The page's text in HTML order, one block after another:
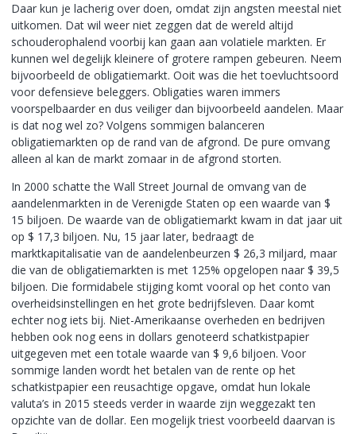
Daar kun je lacherig over doen, omdat zijn angsten meestal niet
uitkomen. Dat wil weer niet zeggen dat de wereld altijd
schouderophalend voorbij kan gaan aan volatiele markten. Er
kunnen wel degelijk kleinere of grotere rampen gebeuren. Neem
bijvoorbeeld de obligatiemarkt. Ooit was die het toevluchtsoord
voor defensieve beleggers. Obligaties waren immers
voorspelbaarder en dus veiliger dan bijvoorbeeld aandelen. Maar
is dat nog wel zo? Volgens sommigen balanceren
obligatiemarkten op de rand van de afgrond. De pure omvang
alleen al kan de markt zomaar in de afgrond storten.
In 2000 schatte the Wall Street Journal de omvang van de
aandelenmarkten in de Verenigde Staten op een waarde van $
15 biljoen. De waarde van de obligatiemarkt kwam in dat jaar uit
op $ 17,3 biljoen. Nu, 15 jaar later, bedraagt de
marktkapitalisatie van de aandelenbeurzen $ 26,3 miljard, maar
die van de obligatiemarkten is met 125% opgelopen naar $ 39,5
biljoen. Die formidabele stijging komt vooral op het conto van
overheidsinstellingen en het grote bedrijfsleven. Daar komt
echter nog iets bij. Niet-Amerikaanse overheden en bedrijven
hebben ook nog eens in dollars genoteerd schatkistpapier
uitgegeven met een totale waarde van $ 9,6 biljoen. Voor
sommige landen wordt het betalen van de rente op het
schatkistpapier een reusachtige opgave, omdat hun lokale
valuta’s in 2015 steeds verder in waarde zijn weggezakt ten
opzichte van de dollar. Een mogelijk triest voorbeeld daarvan is